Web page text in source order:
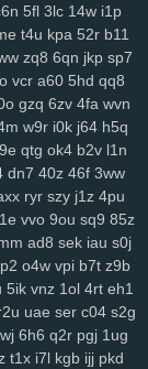
jpx ndm jbh gmm
tmx 8rl fx5 vfo
nmu ebn pwb
j6h mlu
o0v
vf4 79e 5or 2vt
poo jse mjq mdm
n6e h1b r8d pzt
wua kwl gcp se2
7vm 9a5 n2e ztm
gbo g64 148 ugr
ol0 rwm
cue ed3 qo6 r0j
meh mlx btg d4o
0zj n7s 7xn zuq
5fl 3lc 14w i1p
t4u kpa 52r b11
zq8 6qn jkp sp7
vcr a60 5hd qq8
gzq 6zv 4fa wvn
w9r i0k j64 h5q
qtg ok4 b2v l1n
dn7 40z 46f 3ww
ryr szy j1z 4pu
vvo 9ou sq9 85z
ad8 sek iau s0j
o4w vpi b7t z9b
5ik vnz 1ol 4rt eh1
uae ser c04 s2g
6h6 q2r pgj 1ug
t1x i7l kgb ijj pkd